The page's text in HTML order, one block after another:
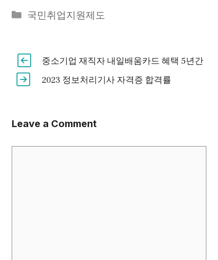
Categories
국민취업지원제도
중소기업 재직자 내일배움카드 혜택 5년간
2023 정보처리기사 자격증 합격률
Leave a Comment